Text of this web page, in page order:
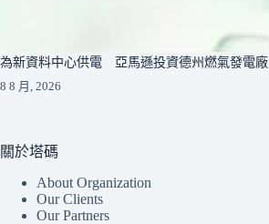
為新資料中心供電 亞馬遜投資德州燃氣發電廠
8 8 月, 2026
關於塔碼
About Organization
Our Clients
Our Partners